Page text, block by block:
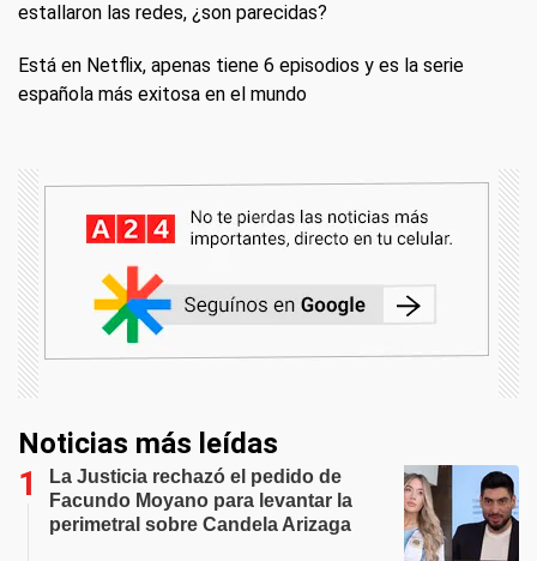
estallaron las redes, ¿son parecidas?
Está en Netflix, apenas tiene 6 episodios y es la serie
española más exitosa en el mundo
Noticias más leídas
La Justicia rechazó el pedido de
Facundo Moyano para levantar la
perimetral sobre Candela Arizaga